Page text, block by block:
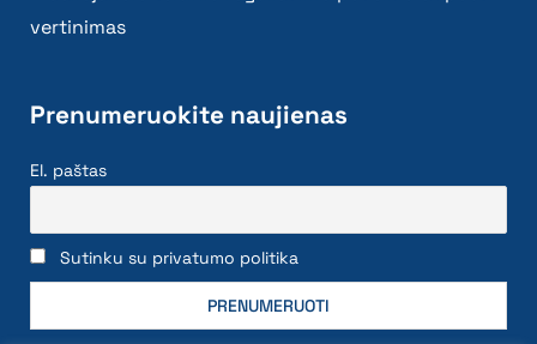
vertinimas
Prenumeruokite naujienas
El. paštas
Sutinku su privatumo politika